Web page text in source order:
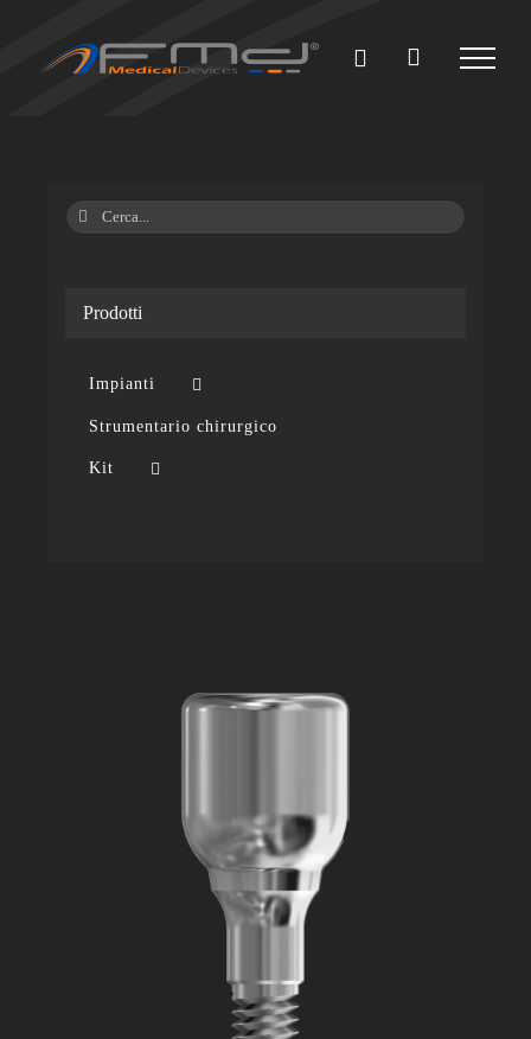
contenuto
Cerca
per:
Prodotti
Impianti
Strumentario chirurgico
Kit